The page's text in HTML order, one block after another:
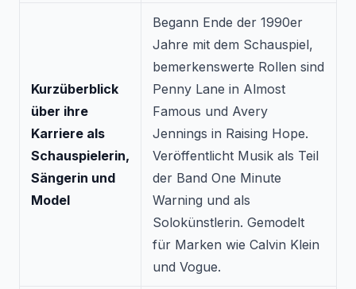
Kurzüberblick
über ihre
Karriere als
Schauspielerin,
Sängerin und
Model
Begann Ende der 1990er
Jahre mit dem Schauspiel,
bemerkenswerte Rollen sind
Penny Lane in Almost
Famous und Avery
Jennings in Raising Hope.
Veröffentlicht Musik als Teil
der Band One Minute
Warning und als
Solokünstlerin. Gemodelt
für Marken wie Calvin Klein
und Vogue.